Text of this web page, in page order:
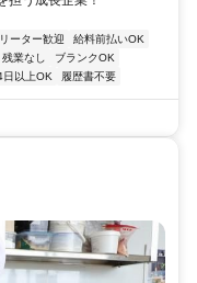
ーター歓迎
給料前払いOK
残業なし
ブランクOK
日以上OK 履歴書不要